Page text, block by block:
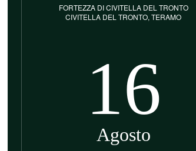
FORTEZZA DI CIVITELLA DEL TRONTO
CIVITELLA DEL TRONTO, TERAMO
16
Agosto